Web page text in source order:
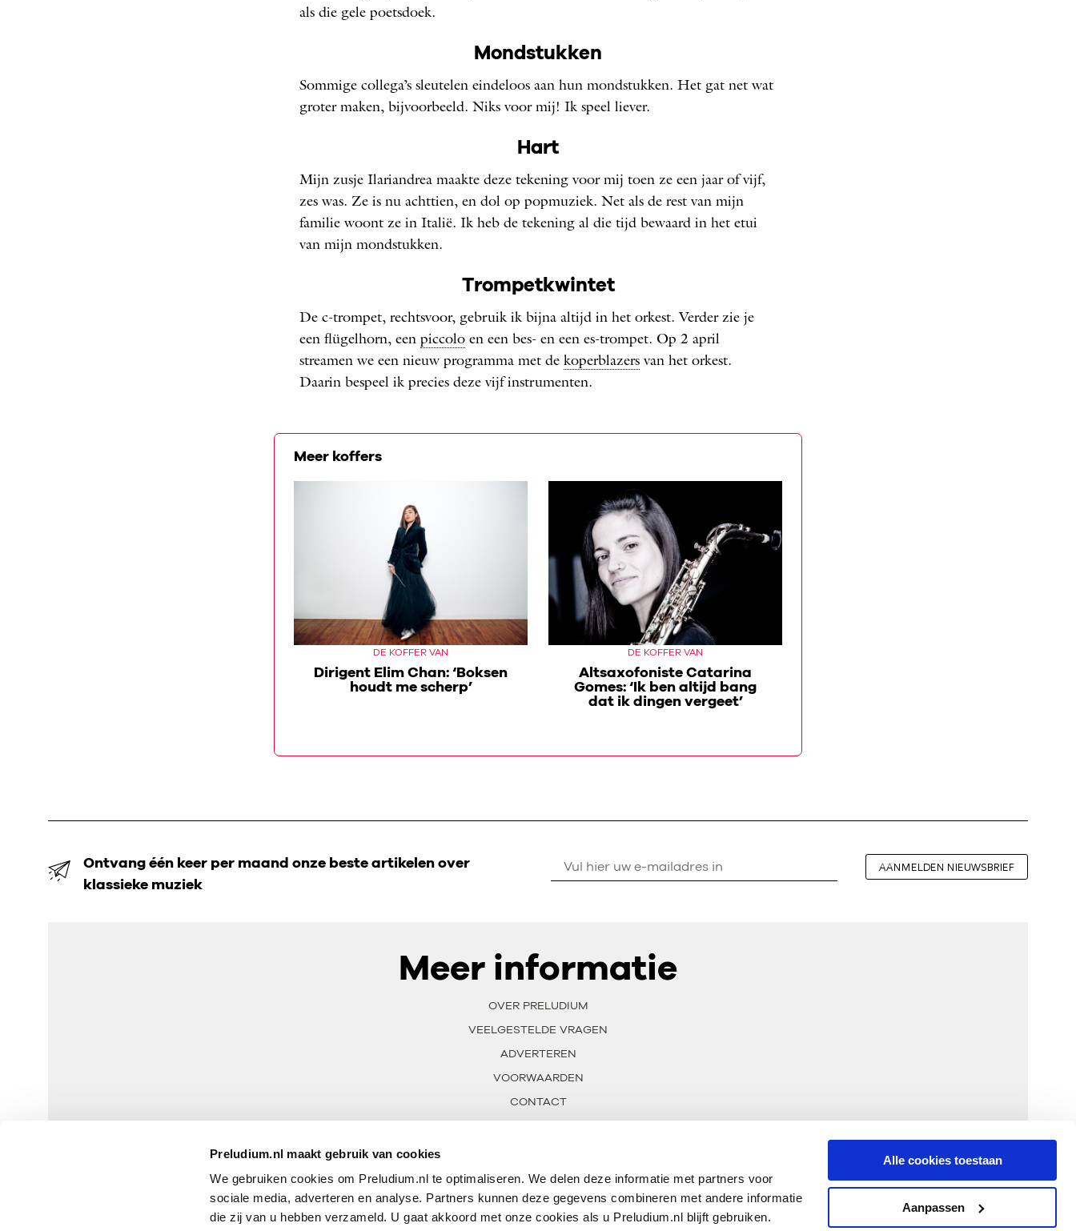
Preludium.nl maakt gebruik van cookies
We gebruiken cookies om Preludium.nl te optimaliseren. We delen deze informatie met partners voor
sociale media, adverteren en analyse. Partners kunnen deze gegevens combineren met andere informatie
die zij van u hebben verzameld. U gaat akkoord met onze cookies als u Preludium.nl blijft gebruiken.
Alle cookies toestaan
Aanpassen
als die gele poetsdoek.
Mondstukken
Sommige collega’s sleutelen eindeloos aan hun mondstukken. Het gat net wat
groter maken, bijvoorbeeld. Niks voor mij! Ik speel liever.
Hart
Mijn zusje Ilariandrea maakte deze tekening voor mij toen ze een jaar of vijf,
zes was. Ze is nu achttien, en dol op popmuziek. Net als de rest van mijn
familie woont ze in Italië. Ik heb de tekening al die tijd bewaard in het etui
van mijn mondstukken.
Trompetkwintet
De c-trompet, rechtsvoor, gebruik ik bijna altijd in het orkest. Verder zie je
een flügel­horn, een piccolo en een bes- en een es-trompet. Op 2 april
streamen we een nieuw programma met de koperblazers van het orkest.
Daarin bespeel ik precies deze vijf instrumenten.
Meer koffers
DE KOFFER VAN
Dirigent Elim Chan: ‘Boksen
houdt me scherp’
DE KOFFER VAN
Altsaxofoniste Catarina
Gomes: ‘Ik ben altijd bang
dat ik dingen vergeet’
Ontvang één keer per maand onze beste artikelen over
klassieke muziek
AANMELDEN NIEUWSBRIEF
Meer informatie
OVER PRELUDIUM
VEELGESTELDE VRAGEN
ADVERTEREN
VOORWAARDEN
CONTACT